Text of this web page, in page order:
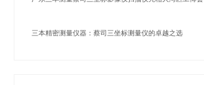
三本精密测量仪器：蔡司三坐标测量仪的卓越之选